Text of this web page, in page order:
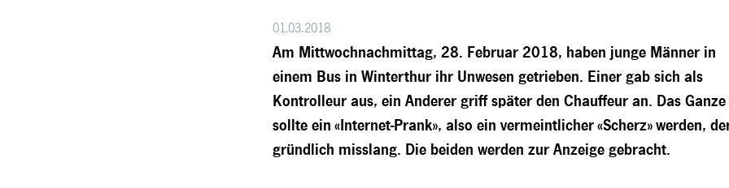
01.03.2018
Am Mittwochnachmittag, 28. Februar 2018, haben junge Männer in
einem Bus in Winterthur ihr Unwesen getrieben. Einer gab sich als
Kontrolleur aus, ein Anderer griff später den Chauffeur an. Das Ganze
sollte ein «Internet-Prank», also ein vermeintlicher «Scherz» werden,
gründlich misslang. Die beiden werden zur Anzeige gebracht.